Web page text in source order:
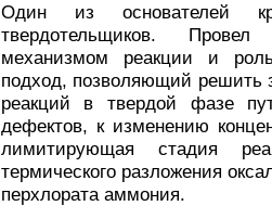
Один из основателей
твердотельщиков.
механизмом реакции и
подход, позволяющий решить
реакций в твердой фазе
дефектов, к изменению
лимитирующая стадия
термического разложения
перхлората аммония.